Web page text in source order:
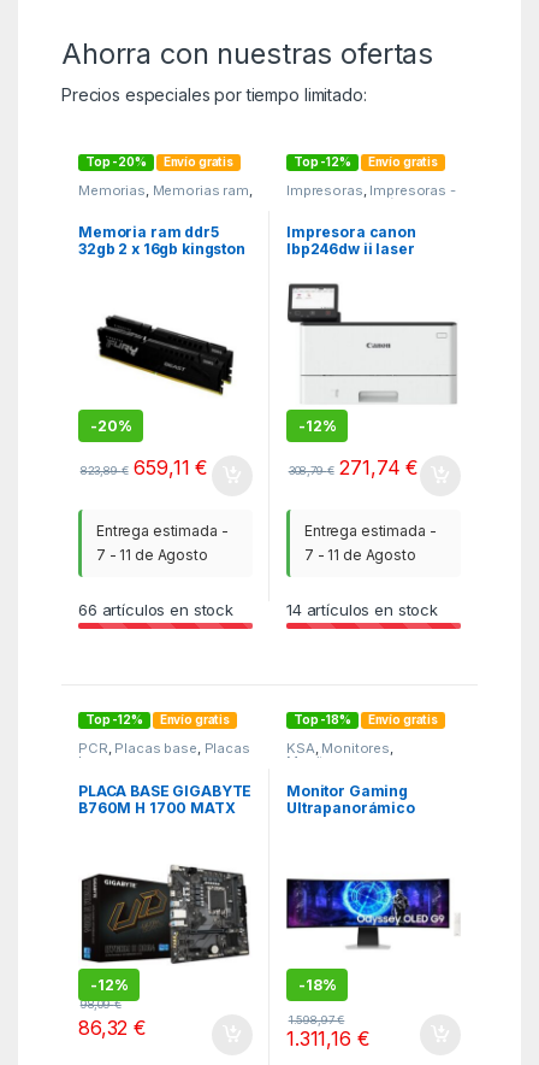
Ahorra con nuestras ofertas
Precios especiales por tiempo limitado:
Top -20% Envío gratis
Memorias, Memorias ram,
Memoria ram ddr5
32gb 2 x 16gb kingston
-20%
823,89€ 659,11€
Entrega estimada -
7 - 11 de Agosto
66 artículos en stock
Top -12% Envío gratis
Impresoras, Impresoras -
fax y multifunción
Impresora canon
lbp246dw ii laser
a4 – 40ppm – red – wifi
– duplex – bandeja 250
hojas
-12%
308,79€ 271,74€
Entrega estimada -
7 - 11 de Agosto
14artículos en stock
Top -12% Envío gratis
PCR, Placas base, Placas
base
PLACA BASE GIGABYTE
B760M H 1700 MATX
-12%
98,09€
86,32€
Top -18% Envío gratis
KSA, Monitores,
Monitores
Monitor Gaming
Ultrapanorámico
QHD/ 0.03ms/ 240Hz/
OLED/ Multimedia/
Regulable en altura/
Plata
-18%
1.598,97€
1.311,16 €